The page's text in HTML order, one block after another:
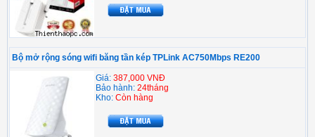
Bộ mở rộng sóng wifi băng tần kép TPLink AC750Mbps RE200
Giá: 387,000 VNĐ
Bảo hành: 24tháng
Kho: Còn hàng